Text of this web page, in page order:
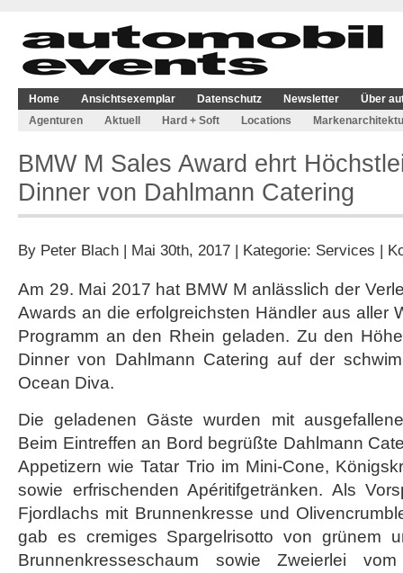
Home Ansichtsexemplar Datenschutz Newsletter
Über
Agenturen
Aktuell Hard + Soft Locations
BMW M Sales Award ehrt
Dinner von Dahlmann Catering
By Peter Blach | Mai 30th, 2017 | Kategorie: Services |
Am 29. Mai 2017 hat BMW M anlässlich der
Awards an die erfolgreichsten Händler aus aller
Programm an den Rhein geladen. Zu den
Dinner von Dahlmann Catering auf der
Ocean Diva.
Die geladenen Gäste wurden mit
Beim Eintreffen an Bord begrüßte Dahlmann
Appetizern wie Tatar Trio im Mini-Cone,
sowie erfrischenden Apéritifgetränken. Als
Fjordlachs mit Brunnenkresse und
gab es cremiges Spargelrisotto von grünem
Brunnenkresseschaum sowie Zweierlei